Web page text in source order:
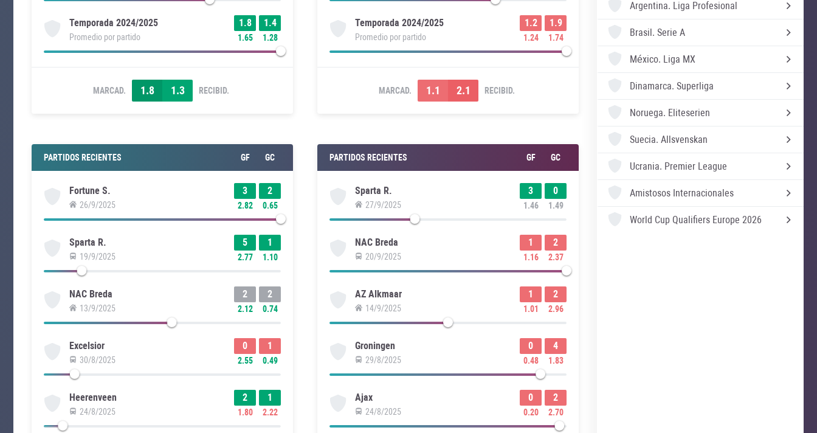
Temporada 2024/2025
Promedio por partido
1.8
1.65
1.4
1.28
MARCAD. 1.8 1.3 RECIBID.
PARTIDOS RECIENTES GF GC
Fortune S.
26/9/2025
3
2.82
2
0.65
Sparta R.
19/9/2025
5
2.77
1
1.10
NAC Breda
13/9/2025
2
2.12
2
0.74
Excelsior
30/8/2025
0
2.55
1
0.49
Heerenveen
24/8/2025
2
1.80
1
2.22
Temporada 2024/2025
Promedio por partido
1.2
1.24
1.9
1.74
MARCAD. 1.1 2.1 RECIBID.
PARTIDOS RECIENTES GF GC
Sparta R.
27/9/2025
3
1.46
0
1.49
NAC Breda
20/9/2025
1
1.16
2
2.37
AZ Alkmaar
14/9/2025
1
1.01
2
2.96
Groningen
29/8/2025
0
0.48
4
1.83
Ajax
24/8/2025
0
0.20
2
2.70
Argentina. Liga Profesional
Brasil. Serie A
México. Liga MX
Dinamarca. Superliga
Noruega. Eliteserien
Suecia. Allsvenskan
Ucrania. Premier League
Amistosos Internacionales
World Cup Qualifiers Europe 2026